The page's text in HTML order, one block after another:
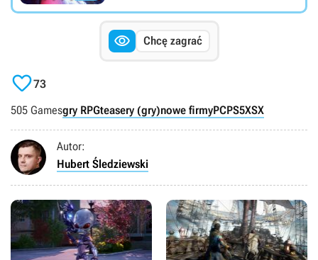
 Chcę zagrać
73
505 Gamesgry RPGteasery (gry)nowe firmyPCPS5XSX
Autor:
Hubert Śledziewski